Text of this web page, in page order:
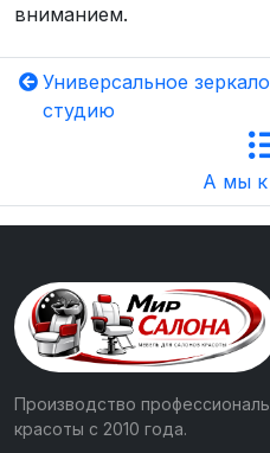
вниманием.
Универсальное
студию
А мы к
Производство
красоты с 2010 года.